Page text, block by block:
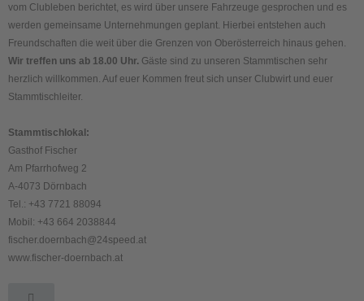
vom Clubleben berichtet, es wird über unsere Fahrzeuge gesprochen und es
werden gemeinsame Unternehmungen geplant. Hierbei entstehen auch
Freundschaften die weit über die Grenzen von Oberösterreich hinaus gehen.
Wir treffen uns ab 18.00 Uhr. Gäste sind zu unseren Stammtischen sehr
herzlich willkommen. Auf euer Kommen freut sich unser Clubwirt und euer
Stammtischleiter.
Stammtischlokal:
Gasthof Fischer
Am Pfarrhofweg 2
A-4073 Dörnbach
Tel.: +43 7721 88094
Mobil: +43 664 2038844
fischer.doernbach@24speed.at
www.fischer-doernbach.at